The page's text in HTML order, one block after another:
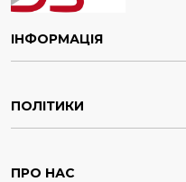
ІНФОРМАЦІЯ
ПОЛІТИКИ
ПРО НАС